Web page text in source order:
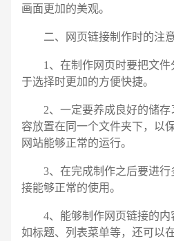
画面更加的美观。
二、网页链接制作时的注
1、在制作网页时要把文件
于选择时更加的方便快捷。
2、一定要养成良好的储存
容放置在同一个文件夹下，以
网站能够正常的运行。
3、在完成制作之后要进行
接能够正常的使用。
4、能够制作网页链接的内
如标题、列表菜单等，还可以
电话